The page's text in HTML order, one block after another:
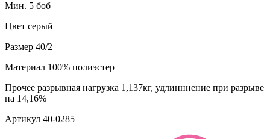
Мин. 5 боб
Цвет серый
Размер 40/2
Материал 100% полиэстер
Прочее разрывная нагрузка 1,137кг, удлинннение при разрыве
на 14,16%
Артикул 40-0285